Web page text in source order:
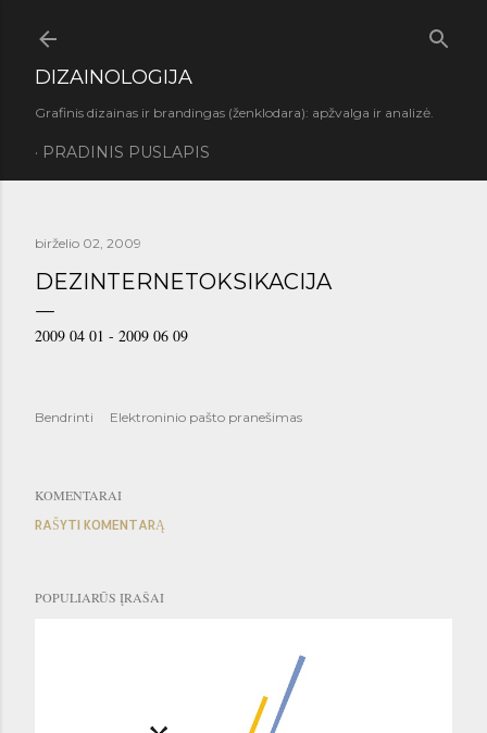
DIZAINOLOGIJA
Grafinis dizainas ir brandingas (ženklodara): apžvalga ir analizė.
PRADINIS PUSLAPIS
birželio 02, 2009
DEZINTERNETOKSIKACIJA
2009 04 01 - 2009 06 09
Bendrinti Elektroninio pašto pranešimas
KOMENTARAI
RAŠYTI KOMENTARĄ
POPULIARŪS ĮRAŠAI